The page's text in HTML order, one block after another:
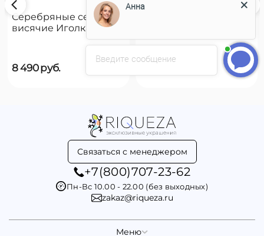
Серебряные серьги
висячие Иголка с
пуговицей UNOde50
8 490руб.
UNOde50 Scales
Связаться с менеджером
+7(800)707-23-62
Пн-Вс 10.00 - 22.00 (без выходных)
zakaz@riqueza.ru
Меню
Введите сообщение
Анна